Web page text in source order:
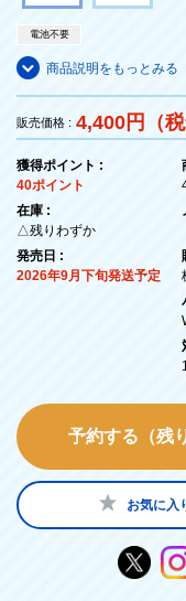
電池不要
商品説明をもっとみる
販売価格 : 4,400円（税
獲得ポイント :
40ポイント
在庫 :
△残りわずか
発売日 :
2026年9月下旬発送予定
予約する（残
お気に入